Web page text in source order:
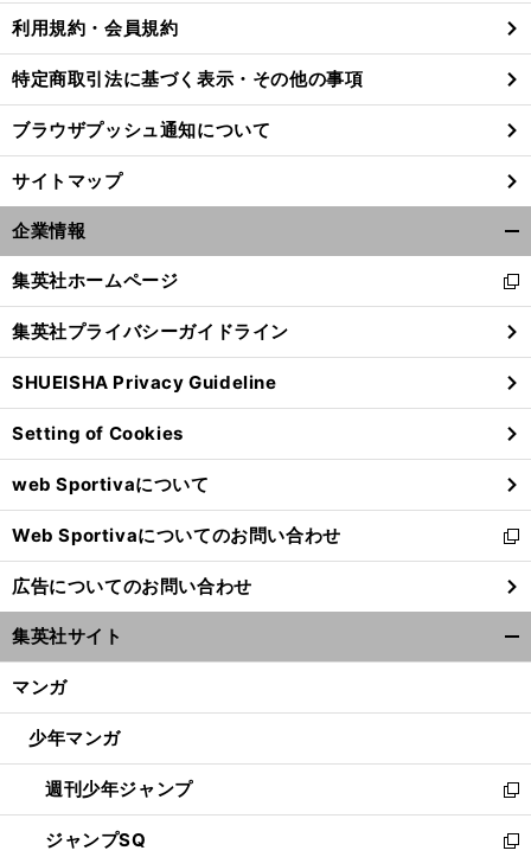
利用規約・会員規約
特定商取引法に基づく表示・その他の事項
ブラウザプッシュ通知について
サイトマップ
企業情報
閉
る
集英社ホームページ
新
し
い
ウ
ィ
ン
ド
ウ
で
開
く
集英社プライバシーガイドライン
SHUEISHA Privacy Guideline
Setting of Cookies
web Sportivaについて
Web Sportivaについてのお問い合わせ
新
し
い
ウ
ィ
ン
ウ
開
く
広告についてのお問い合わせ
集英社サイト
マンガ
少年マンガ
週刊少年ジャンプ
新
し
い
ジャンプSQ
新